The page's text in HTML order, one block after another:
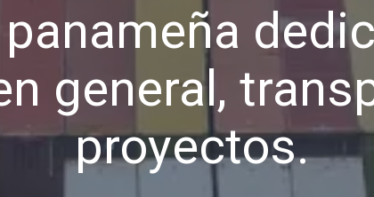
general,
proyectos.